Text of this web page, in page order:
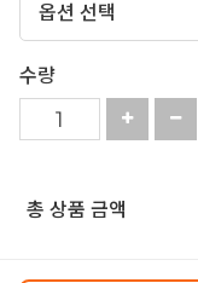
수량
총 상품 금액